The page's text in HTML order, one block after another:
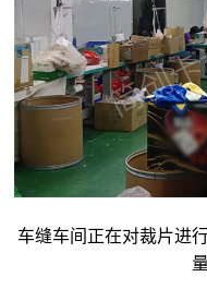
车缝车间正在对裁片进